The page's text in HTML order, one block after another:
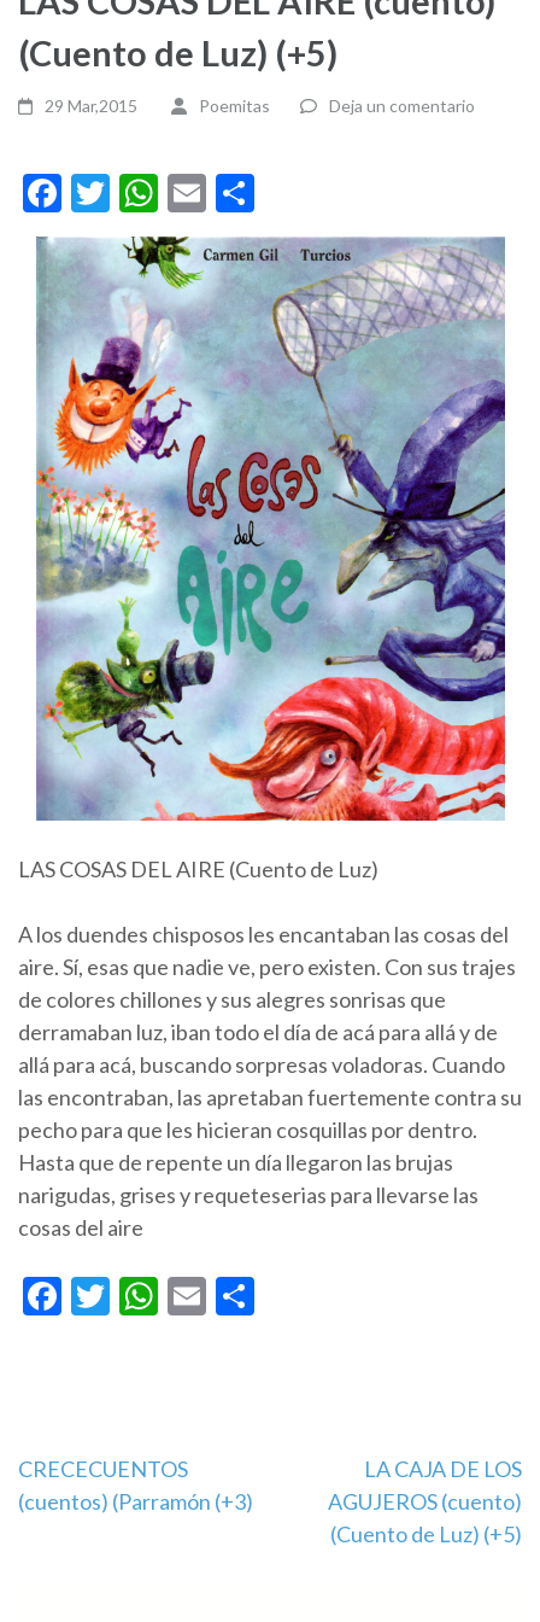
(Cuento de Luz) (+5)
29 Mar,2015 Poemitas Deja un comentario
Facebook
Twitter
WhatsApp
Email
LAS COSAS DEL AIRE (Cuento de Luz)
A los duendes chisposos les encantaban las cosas del
aire. Sí, esas que nadie ve, pero existen. Con sus trajes
de colores chillones y sus alegres sonrisas que
derramaban luz, iban todo el día de acá para allá y de
allá para acá, buscando sorpresas voladoras. Cuando
las encontraban, las apretaban fuertemente contra su
pecho para que les hicieran cosquillas por dentro.
Hasta que de repente un día llegaron las brujas
narigudas, grises y requeteserias para llevarse las
cosas del aire
Facebook
Twitter
WhatsApp
Email
Navegación
de
CRECECUENTOS
(cuentos) (Parramón (+3)
LA CAJA DE LOS
AGUJEROS (cuento)
(Cuento de Luz) (+5)